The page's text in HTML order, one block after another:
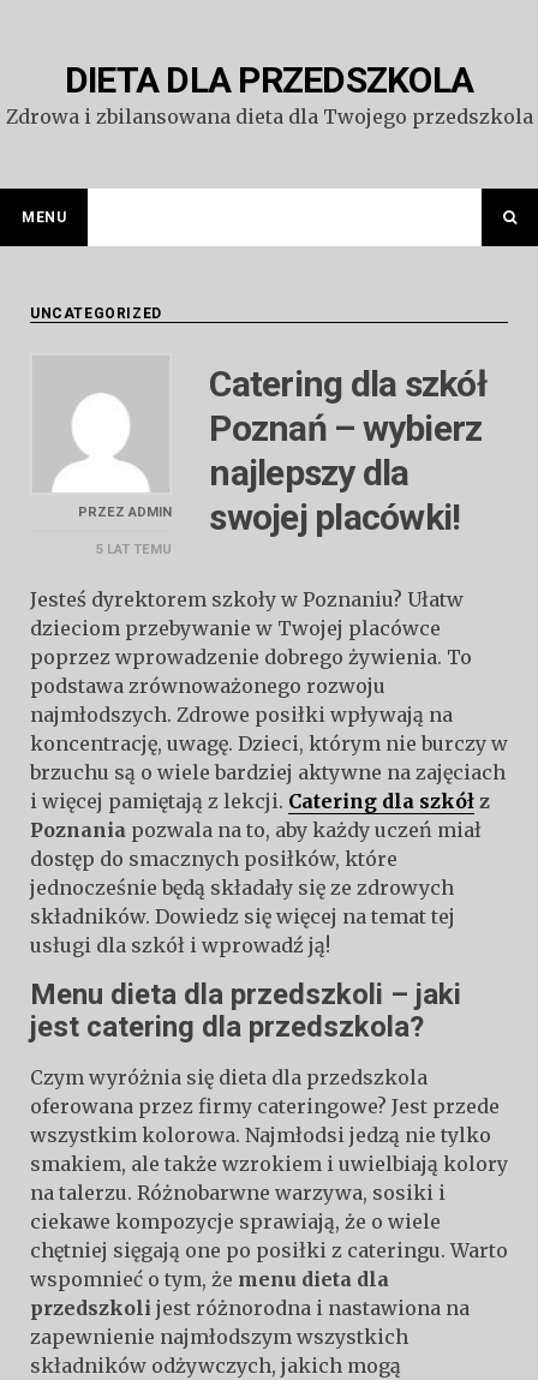
DIETA DLA PRZEDSZKOLA
Zdrowa i zbilansowana dieta dla Twojego przedszkola
MENU
UNCATEGORIZED
PRZEZADMIN
5 LAT TEMU
Catering dla szkół
Poznań – wybierz
najlepszy dla
swojej placówki!
Jesteś dyrektorem szkoły w Poznaniu? Ułatw
dzieciom przebywanie w Twojej placówce
poprzez wprowadzenie dobrego żywienia. To
podstawa zrównoważonego rozwoju
najmłodszych. Zdrowe posiłki wpływają na
koncentrację, uwagę. Dzieci, którym nie burczy w
brzuchu są o wiele bardziej aktywne na zajęciach
i więcej pamiętają z lekcji. Catering dla szkół z
Poznania pozwala na to, aby każdy uczeń miał
dostęp do smacznych posiłków, które
jednocześnie będą składały się ze zdrowych
składników. Dowiedz się więcej na temat tej
usługi dla szkół i wprowadź ją!
Menu dieta dla przedszkoli – jaki
jest catering dla przedszkola?
Czym wyróżnia się dieta dla przedszkola
oferowana przez firmy cateringowe? Jest przede
wszystkim kolorowa. Najmłodsi jedzą nie tylko
smakiem, ale także wzrokiem i uwielbiają kolory
na talerzu. Różnobarwne warzywa, sosiki i
ciekawe kompozycje sprawiają, że o wiele
chętniej sięgają one po posiłki z cateringu. Warto
wspomnieć o tym, że menu dieta dla
przedszkoli jest różnorodna i nastawiona na
zapewnienie najmłodszym wszystkich
składników odżywczych, jakich mogą